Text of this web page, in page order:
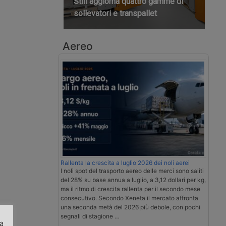
sollevatori e transpallet
Aereo
Rallenta la crescita a luglio 2026 dei noli aerei
I noli spot del trasporto aereo delle merci sono saliti
del 28% su base annua a luglio, a 3,12 dollari per kg,
ma il ritmo di crescita rallenta per il secondo mese
consecutivo. Secondo Xeneta il mercato affronta
una seconda metà del 2026 più debole, con pochi
segnali di stagione …